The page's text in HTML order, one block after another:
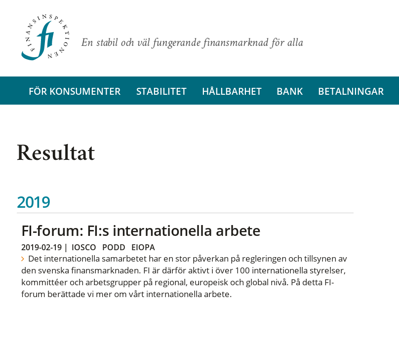
En stabil och väl fungerande finansmarknad för alla
FÖR KONSUMENTER STABILITET HÅLLBARHET BANK BETALNINGAR
Resultat
2019
FI-forum: FI:s internationella arbete
2019-02-19| IOSCO PODD EIOPA
Det internationella samarbetet har en stor påverkan på regleringen och tillsynen av
den svenska finansmarknaden. FI är därför aktivt i över 100 internationella styrelser,
kommittéer och arbetsgrupper på regional, europeisk och global nivå. På detta FI-
forum berättade vi mer om vårt internationella arbete.